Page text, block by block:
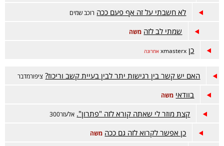
לא חשבתי על זה אף פעם ככה רוכב שמים
שמתי לב לזה משה
כן xmasterx אחרונה
האם יש קשר בין רגישות יתר לבין בעיית קשב וריכוז? ציפורמדבר
בוודאי משה
קצת מוזר לי שאתה קורא לזה "פתרון". אלעזר300
כן אפשר לקרוא לזה גם ככה משה